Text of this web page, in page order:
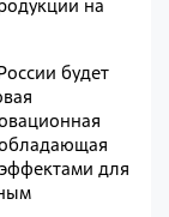
на
будет
для